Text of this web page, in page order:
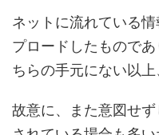
ネットに流れている
プロードしたもので
ちらの手元にない以
故意に、また意図せ